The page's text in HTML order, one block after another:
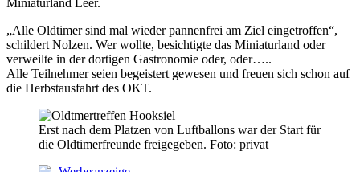
„Alle Oldtimer sind mal wieder pannenfrei am Ziel eingetroffen“,
schildert Nolzen. Wer wollte, besichtigte das Miniaturland oder
verweilte in der dortigen Gastronomie oder, oder…..
Alle Teilnehmer seien begeistert gewesen und freuen sich schon auf
die Herbstausfahrt des OKT.
Erst nach dem Platzen von Luftballons war der Start für
die Oldtimerfreunde freigegeben. Foto: privat